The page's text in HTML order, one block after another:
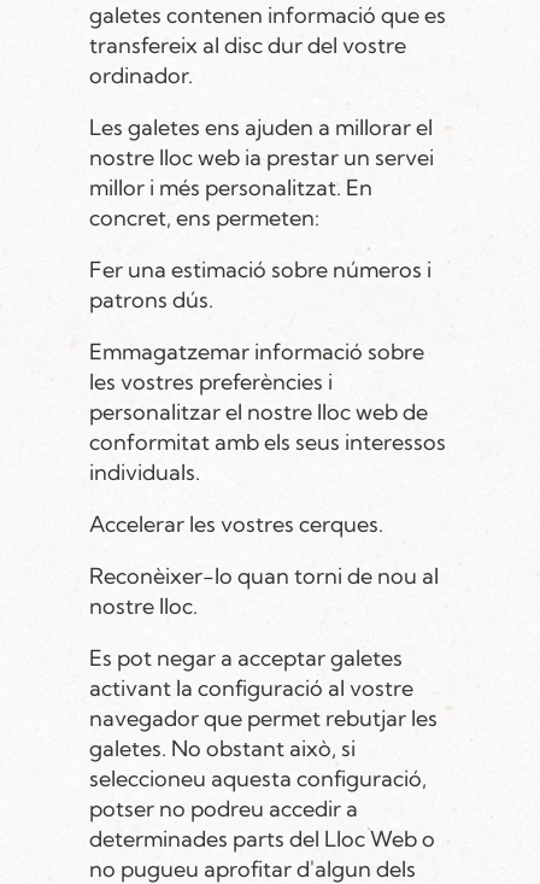
galetes contenen informació que es
transfereix al disc dur del vostre
ordinador.
Les galetes ens ajuden a millorar el
nostre lloc web ia prestar un servei
millor i més personalitzat. En
concret, ens permeten:
Fer una estimació sobre números i
patrons dús.
Emmagatzemar informació sobre
les vostres preferències i
personalitzar el nostre lloc web de
conformitat amb els seus interessos
individuals.
Accelerar les vostres cerques.
Reconèixer-lo quan torni de nou al
nostre lloc.
Es pot negar a acceptar galetes
activant la configuració al vostre
navegador que permet rebutjar les
galetes. No obstant això, si
seleccioneu aquesta configuració,
potser no podreu accedir a
determinades parts del Lloc Web o
no pugueu aprofitar d'algun dels